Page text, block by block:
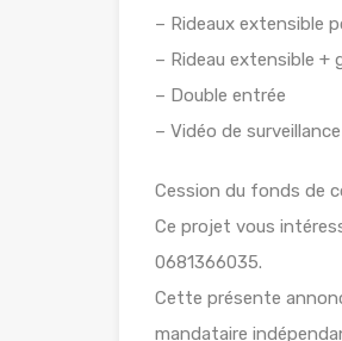
– Rideaux extensible
– Rideau extensible +
– Double entrée
– Vidéo de surveillance
Cession du fonds de
Ce projet vous
0681366035.
Cette présente
mandataire